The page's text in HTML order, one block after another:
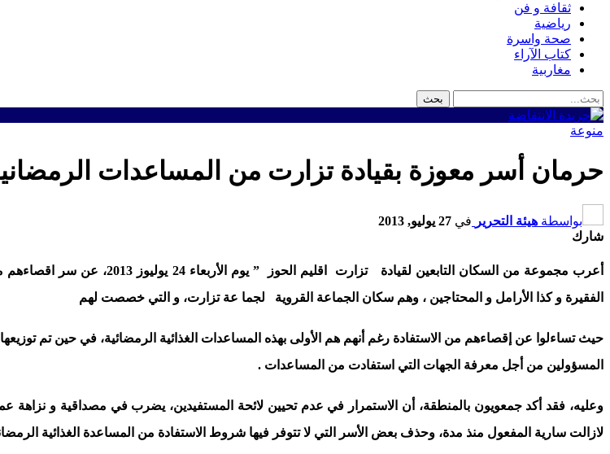
ثقافة و فن
رياضية
صحة واسرة
كتاب الآراء
مغاربية
منوعة
حرمان أسر معوزة بقيادة تزارت من المساعدات
بواسطة هيئة التحرير في 27 يوليو, 2013
شارك
أعرب مجموعة من السكان التابعين لقيادة
تزارت اقليم الحوز ” يوم
الفقيرة و كذا الأرامل و المحتاجين ، وهم سكان الجماعة القروية لجما عة تزارت، و التي خصصت لهم
حيث تساءلوا عن إقصاءهم من الاستفادة رغم أنهم هم الأولى بهذه المساعدات الغذائية الرمضائية، في حين تم
المسؤولين من أجل معرفة الجهات التي استفادت من المساعدات .
وعليه، فقد أكد جمعويون بالمنطقة، أن الاستمرار في عدم تحيين لائحة المستفيدين، يضرب في مصداقية و نزاهة
لازالت سارية المفعول منذ مدة، وحذف بعض الأسر التي لا تتوفر فيها شروط الاستفادة من المساعدة الغذائية